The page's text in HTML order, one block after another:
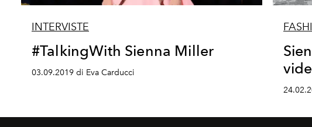
INTERVISTE
#TalkingWith Sienna Miller
03.09.2019 di Eva Carducci